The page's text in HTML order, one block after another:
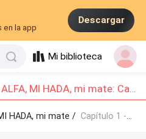
en la app
Descargar
Mi biblioteca
Todos los capítulos de MI ALFA, MI HADA, mi mate: Capítulo 1 - Capítulo 10
HADA, mi mate / Capítulo 1 - Capítulo 10